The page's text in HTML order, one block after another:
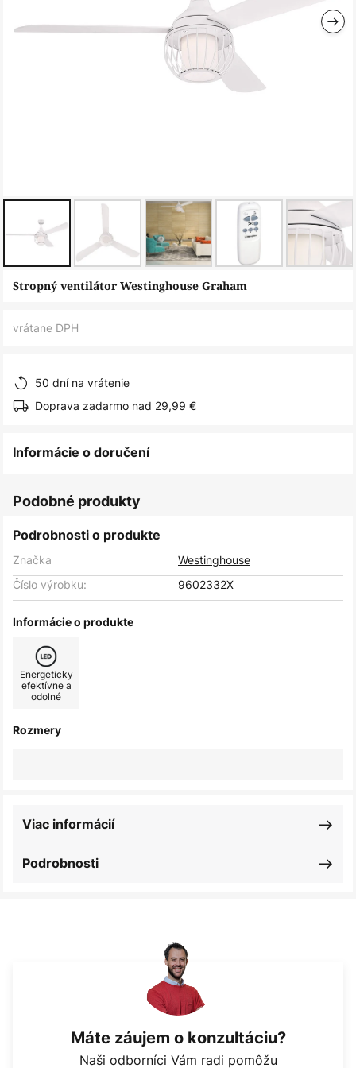
Preskočiť
Stropný ventilátor Westinghouse Graham
vrátane DPH
50 dní na vrátenie
Doprava zadarmo nad 29,99 €
Informácie o doručení
Podobné produkty
Podrobnosti o produkte
Značka
Westinghouse
Číslo výrobku:
9602332X
Informácie o produkte
Energeticky
efektívne a
odolné
Rozmery
Podrobnosti
Viac informácií
Máte záujem o konzultáciu?
Naši odborníci Vám radi pomôžu